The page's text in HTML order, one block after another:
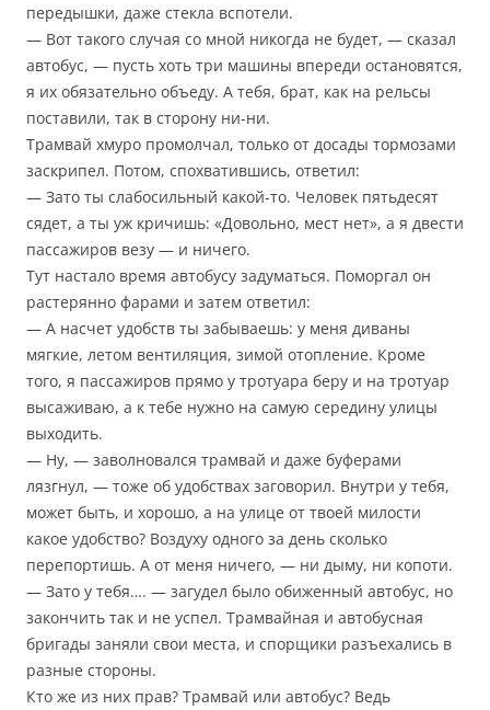
передышки, даже стекла вспотели.
— Вот такого случая со мной никогда не будет, — сказал
автобус, — пусть хоть три машины впереди остановятся,
я их обязательно объеду. А тебя, брат, как на рельсы
поставили, так в сторону ни-ни.
Трамвай хмуро промолчал, только от досады тормозами
заскрипел. Потом, спохватившись, ответил:
— Зато ты слабосильный какой-то. Человек пятьдесят
сядет, а ты уж кричишь: «Довольно, мест нет», а я двести
пассажиров везу — и ничего.
Тут настало время автобусу задуматься. Поморгал он
растерянно фарами и затем ответил:
— А насчет удобств ты забываешь: у меня диваны
мягкие, летом вентиляция, зимой отопление. Кроме
того, я пассажиров прямо у тротуара беру и на тротуар
высаживаю, а к тебе нужно на самую середину улицы
выходить.
— Ну, — заволновался трамвай и даже буферами
лязгнул, — тоже об удобствах заговорил. Внутри у тебя,
может быть, и хорошо, а на улице от твоей милости
какое удобство? Воздуху одного за день сколько
перепортишь. А от меня ничего, — ни дыму, ни копоти.
— Зато у тебя…. — загудел было обиженный автобус, но
закончить так и не успел. Трамвайная и автобусная
бригады заняли свои места, и спорщики разъехались в
разные стороны.
Кто же из них прав? Трамвай или автобус? Ведь